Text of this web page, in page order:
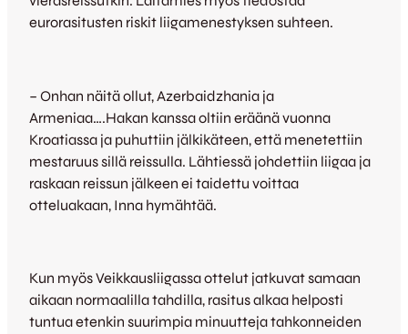
eurorasitusten riskit liigamenestyksen suhteen.
– Onhan näitä ollut, Azerbaidzhania ja
Armeniaa….Hakan kanssa oltiin eräänä vuonna
Kroatiassa ja puhuttiin jälkikäteen, että menetettiin
mestaruus sillä reissulla. Lähtiessä johdettiin liigaa ja
raskaan reissun jälkeen ei taidettu voittaa
otteluakaan, Inna hymähtää.
Kun myös Veikkausliigassa ottelut jatkuvat samaan
aikaan normaalilla tahdilla, rasitus alkaa helposti
tuntua etenkin suurimpia minuutteja tahkonneiden